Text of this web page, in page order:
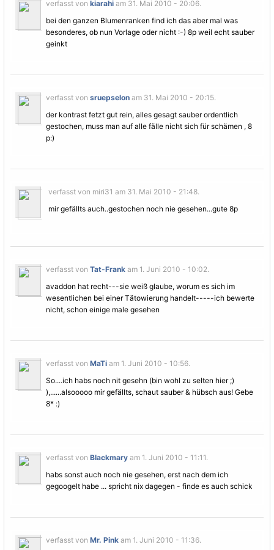
verfasst von kiarahiam 31. Mai 2010 - 20:06.
bei den ganzen Blumenranken find ich das aber mal was
besonderes, ob nun Vorlageoder nicht :-) 8p weil echt sauber
geinkt
verfasst von sruepselonam 31. Mai 2010 - 20:15.
der kontrast fetzt gut rein, alles gesagt sauber ordentlich
gestochen, muss man auf alle fälle nicht sich für schämen , 8
p:)
verfasst von miri31 am 31. Mai 2010 - 21:48.
mir gefällts auch..gestochen noch nie gesehen...gute 8p
verfasst von Tat-Frankam 1. Juni 2010 - 10:02.
avaddon hat recht---sie weiß glaube, worum es sich im
wesentlichen bei einerTätowierung handelt-----ich bewerte
nicht, schon einige male gesehen
verfasst von MaTiam 1. Juni 2010 - 10:56.
So....ich habs noch nit gesehn (bin wohl zu selten hier ;)
),......alsooooo mir gefällts, schaut sauber & hübsch aus! Gebe
8* :)
verfasst von Blackmaryam 1. Juni 2010 - 11:11.
habs sonst auch noch nie gesehen, erst nach dem ich
gegoogelt habe ... spricht nix dagegen - finde es auch schick
verfasst von Mr. Pinkam 1. Juni 2010 - 11:36.